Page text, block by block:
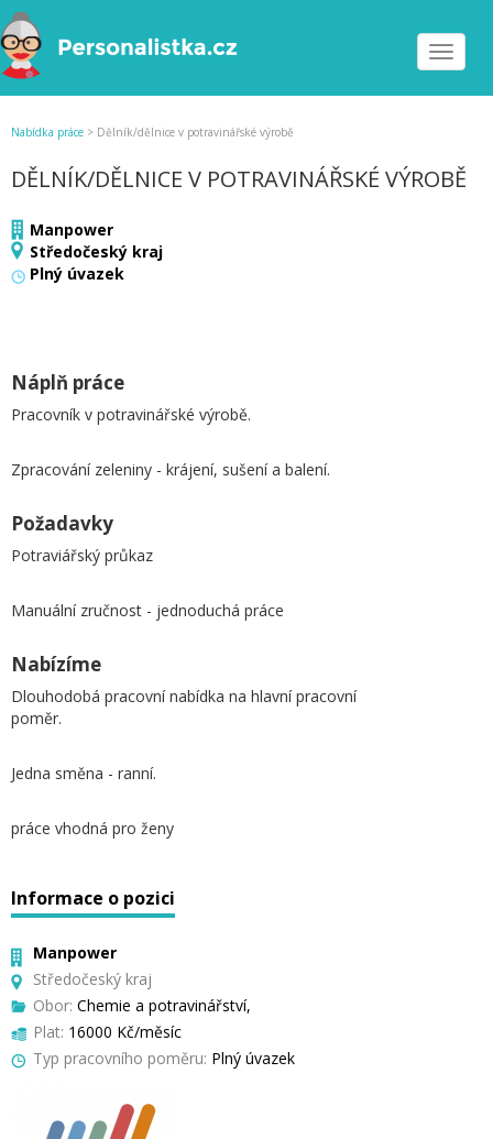
Toggle
Nabídka práce > Dělník/dělnice v potravinářské výrobě
DĚLNÍK/DĚLNICE V POTRAVINÁŘSKÉ VÝROBĚ
Manpower
Středočeský kraj
Plný úvazek
Náplň práce
Pracovník v potravinářské výrobě.
Zpracování zeleniny - krájení, sušení a balení.
Požadavky
Potraviářský průkaz
Manuální zručnost - jednoduchá práce
Nabízíme
Dlouhodobá pracovní nabídka na hlavní pracovní
poměr.
Jedna směna - ranní.
práce vhodná pro ženy
Informace o pozici
Manpower
Středočeský kraj
Obor: Chemie a potravinářství,
Plat: 16000 Kč/měsíc
Typ pracovního poměru: Plný úvazek